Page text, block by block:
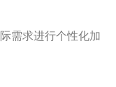
需求进行个性化加